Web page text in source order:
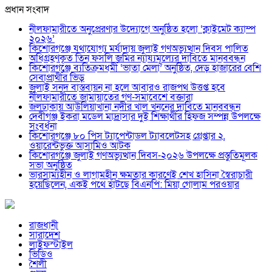
প্রধান সংবাদ
নীলফামারীতে অনুপ্রেরণার উদ্যোগে অনুষ্ঠিত হলো ‘ক্লাইমেট ক্যাম্প
২০২৬’
কিশোরগঞ্জে যথাযোগ্য মর্যাদায় জুলাই গণঅভ্যুত্থান দিবস পালিত
অধিগ্রহণকৃত তিন ফসলি জমির ন্যায্যমূল্যের দাবিতে মানববন্ধন
কিশোরগঞ্জে ব্যতিক্রমধর্মী ‘ভাতা মেলা’ অনুষ্ঠিত, দেড় হাজারের বেশি
সেবাপ্রার্থীর ভিড়
জুলাই সনদ বাস্তবায়ন না হলে আবারও রাজপথ উত্তপ্ত হবে
নীলফামারীতে জামায়াতের গণ-সমাবেশে বক্তারা
জলঢাকায় আউলিয়াখানা নদীর খাল খননের দাবিতে মানববন্ধন
দেবীগঞ্জ ইকরা মডেল মাদ্রাসার দুই শিক্ষার্থীর হিফজ সম্পন্ন উপলক্ষে
সংবর্ধনা
কিশোরগঞ্জে ৮০ পিস ট্যাপেন্টাডল ট্যাবলেটসহ গ্রেপ্তার ২,
ওয়ারেন্টভুক্ত আসামিও আটক
কিশোরগঞ্জে জুলাই গণঅভ্যুত্থান দিবস-২০২৬ উপলক্ষে প্রস্তুতিমূলক
সভা অনুষ্ঠিত
ভারসাম্যহীন ও লাগামহীন ক্ষমতার কারণেই শেখ হাসিনা স্বৈরাচারী
হয়েছিলেন, একই পথে হাঁটছে বিএনপি: মিয়া গোলাম পরওয়ার
রাজধানী
সারাদেশ
লাইফস্টাইল
ভিডিও
শৈলী